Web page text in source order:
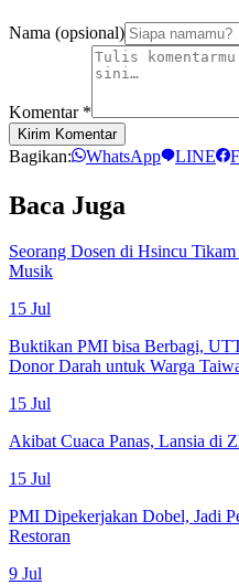
Nama (opsional)
Komentar *
Kirim Komentar
Bagikan: WhatsApp LINE
Baca Juga
Seorang Dosen di Hsincu
Musik
15 Jul
Buktikan PMI bisa Berbagi,
Donor Darah untuk Warga
15 Jul
Akibat Cuaca Panas, Lansia di
15 Jul
PMI Dipekerjakan Dobel, Jadi
Restoran
9 Jul